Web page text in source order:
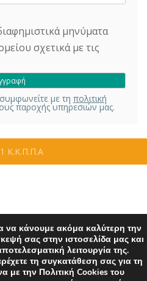
μηνύματα
σχετικά με τις
με τη πολιτική
παροχής υπηρεσιών μας.
Κ.Κ.Π.Π.Α
να κάνουμε ακόμα καλύτερη την
σας στην ιστοσελίδα μας και
λειτουργία της.
τη συγκατάθεση σας για τη
την Πολιτική Cookies του